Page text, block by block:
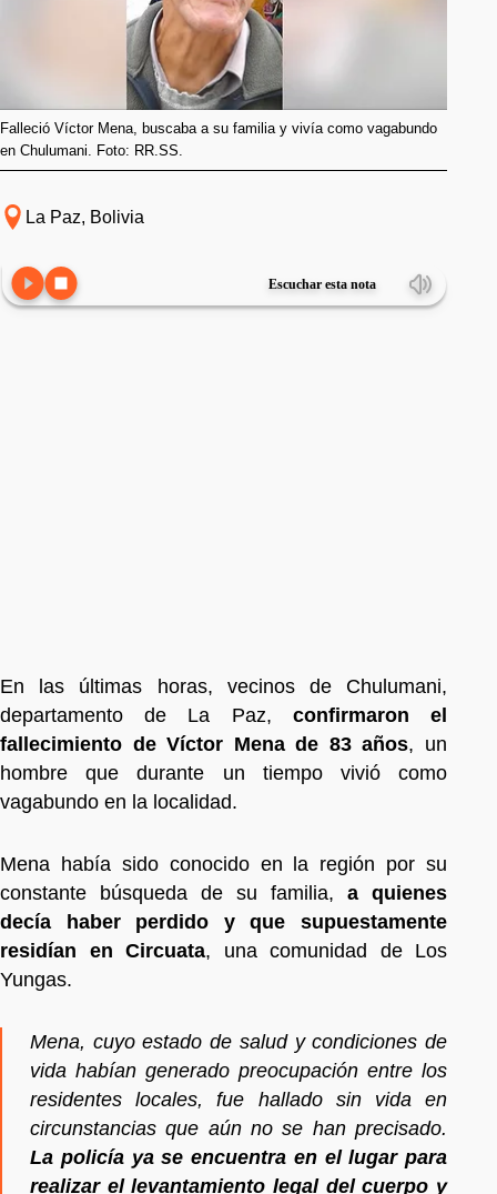
Falleció Víctor Mena, buscaba a su familia y vivía como vagabundo
en Chulumani. Foto: RR.SS.
La Paz, Bolivia
Escuchar esta nota
En las últimas horas, vecinos de Chulumani,
departamento de La Paz, confirmaron el
fallecimiento de Víctor Mena de 83 años, un
hombre que durante un tiempo vivió como
vagabundo en la localidad.
Mena había sido conocido en la región por su
constante búsqueda de su familia, a quienes
decía haber perdido y que supuestamente
residían en Circuata, una comunidad de Los
Yungas.
Mena, cuyo estado de salud y condiciones de
vida habían generado preocupación entre los
residentes locales, fue hallado sin vida en
circunstancias que aún no se han precisado.
La policía ya se encuentra en el lugar para
realizar el levantamiento legal del cuerpo y